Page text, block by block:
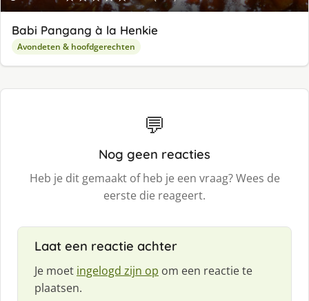
Babi Pangang à la Henkie
Avondeten & hoofdgerechten
💬
Nog geen reacties
Heb je dit gemaakt of heb je een vraag? Wees de
eerste die reageert.
Laat een reactie achter
Je moet ingelogd zijn op om een reactie te
plaatsen.